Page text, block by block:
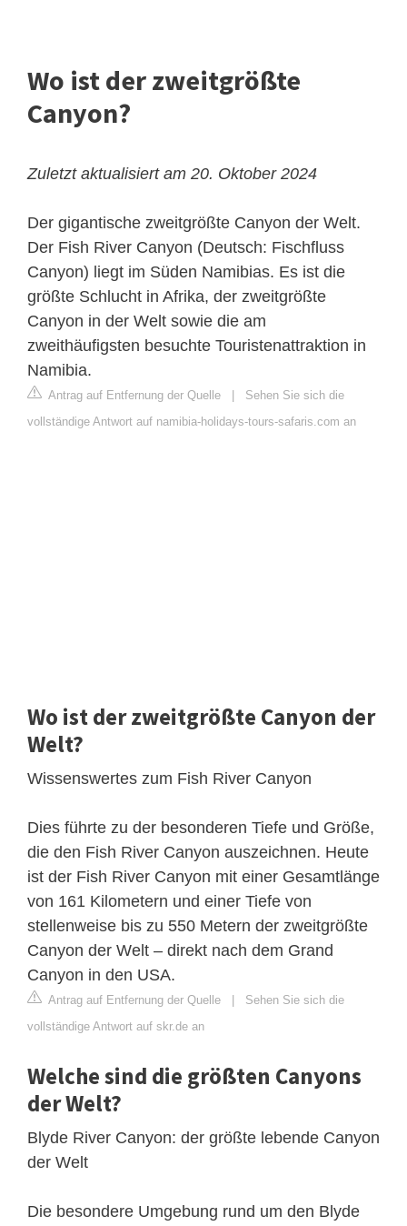
Wo ist der zweitgrößte
Canyon?
Zuletzt aktualisiert am 20. Oktober 2024
Der gigantische zweitgrößte Canyon der Welt.
Der Fish River Canyon (Deutsch: Fischfluss
Canyon) liegt im Süden Namibias. Es ist die
größte Schlucht in Afrika, der zweitgrößte
Canyon in der Welt sowie die am
zweithäufigsten besuchte Touristenattraktion in
Namibia.
Antrag auf Entfernung der Quelle
Sehen Sie sich die
vollständige Antwort auf namibia-holidays-tours-safaris.com an
Wo ist der zweitgrößte Canyon der
Welt?
Wissenswertes zum Fish River Canyon
Dies führte zu der besonderen Tiefe und Größe,
die den Fish River Canyon auszeichnen. Heute
ist der Fish River Canyon mit einer Gesamtlänge
von 161 Kilometern und einer Tiefe von
stellenweise bis zu 550 Metern der zweitgrößte
Canyon der Welt – direkt nach dem Grand
Canyon in den USA.
Antrag auf Entfernung der Quelle
Sehen Sie sich die
vollständige Antwort auf skr.de an
Welche sind die größten Canyons
der Welt?
Blyde River Canyon: der größte lebende Canyon
der Welt
Die besondere Umgebung rund um den Blyde